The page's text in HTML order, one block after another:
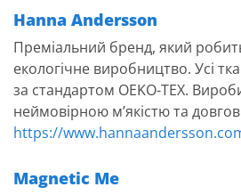
Hanna Andersson
Преміальний бренд, який
екологічне виробництво. Усі
за стандартом OEKO-TEX.
неймовірною м’якістю та
https://
Magnetic Me